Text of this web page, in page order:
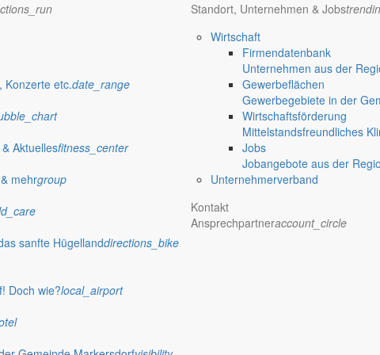
Konzerte etc.date_range
Aktuellesfitness_center
mehrgroup
sanfte Hügellanddirections_bike
Doch wie?local_airport
Standort, Unternehmen & Jobs
Wirtschaft
Firmendatenbank
Unternehmen aus der
Gewerbeflächen
Gewerbegebiete in der
Wirtschaftsförderung
Mittelstandsfreundliches
Jobs
Jobangebote aus der
Unternehmerverband
Kontakt
Ansprechpartneraccount_circle
Themenbereich
17 „Parkplatz Am See“ am Berzdorfer See
BS 17 „Parkplatz Am See“ am Berzdorfer See im Ortsteil